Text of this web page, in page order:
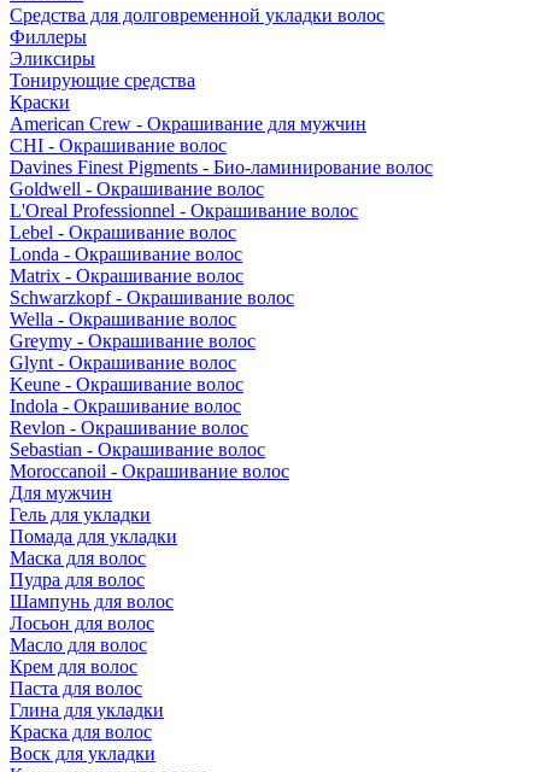
Средства для долговременной укладки волос
Филлеры
Эликсиры
Тонирующие средства
Краски
American Crew - Окрашивание для мужчин
CHI - Окрашивание волос
Davines Finest Pigments - Био-ламинирование волос
Goldwell - Окрашивание волос
L'Oreal Professionnel - Окрашивание волос
Lebel - Окрашивание волос
Londa - Окрашивание волос
Matrix - Окрашивание волос
Schwarzkopf - Окрашивание волос
Wella - Окрашивание волос
Greymy - Окрашивание волос
Glynt - Окрашивание волос
Keune - Окрашивание волос
Indola - Окрашивание волос
Revlon - Окрашивание волос
Sebastian - Окрашивание волос
Moroccanoil - Окрашивание волос
Для мужчин
Гель для укладки
Помада для укладки
Маска для волос
Пудра для волос
Шампунь для волос
Лосьон для волос
Масло для волос
Крем для волос
Паста для волос
Глина для укладки
Краска для волос
Воск для укладки